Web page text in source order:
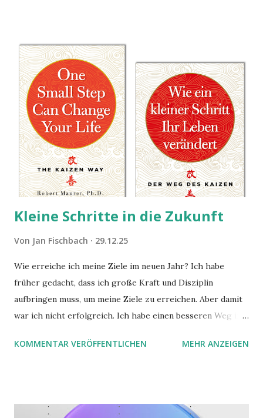
Kleine Schritte in die Zukunft
Von Jan Fischbach 29.12.25
Wie erreiche ich meine Ziele im neuen Jahr? Ich habe
früher gedacht, dass ich große Kraft und Disziplin
aufbringen muss, um meine Ziele zu erreichen. Aber damit
war ich nicht erfolgreich. Ich habe einen besseren Weg in
möchte. Darin habe ich zwei gute Begründungen gefunden,
KOMMENTAR VERÖFFENTLICHEN MEHR ANZEIGEN